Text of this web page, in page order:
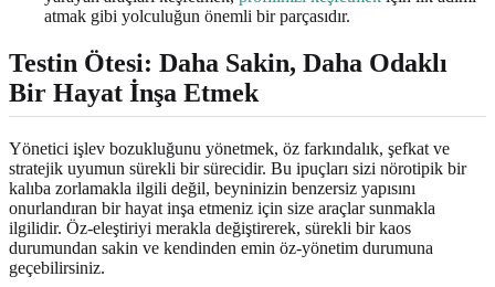
atmak gibi yolculuğun önemli bir parçasıdır.
Testin Ötesi: Daha Sakin, Daha Odaklı
Bir Hayat İnşa Etmek
Yönetici işlev bozukluğunu yönetmek, öz farkındalık, şefkat ve
stratejik uyumun sürekli bir sürecidir. Bu ipuçları sizi nörotipik bir
kalıba zorlamakla ilgili değil, beyninizin benzersiz yapısını
onurlandıran bir hayat inşa etmeniz için size araçlar sunmakla
ilgilidir. Öz-eleştiriyi merakla değiştirerek, sürekli bir kaos
durumundan sakin ve kendinden emin öz-yönetim durumuna
geçebilirsiniz.